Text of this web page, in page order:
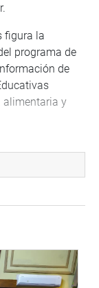
figura la
programa de
de
alimentaria y
único
estado
de
familiar local